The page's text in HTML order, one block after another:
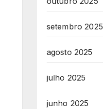
setembro 2025
agosto 2025
julho 2025
junho 2025